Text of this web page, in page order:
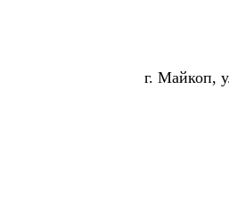
г. Майкоп,